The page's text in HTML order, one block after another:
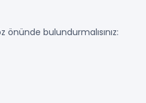
bulundurmalısınız: